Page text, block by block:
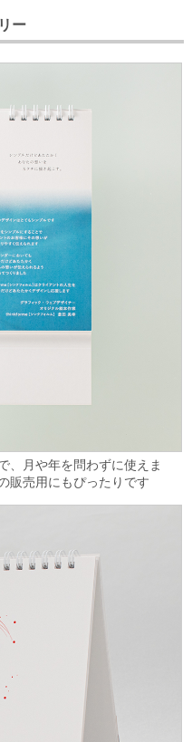
ー
、月や年を問わずに使えま
販売用にもぴったりです